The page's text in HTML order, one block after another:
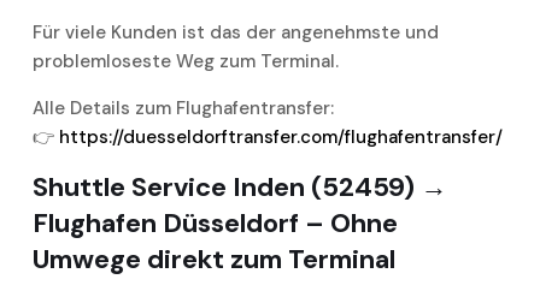
Für viele Kunden ist das der angenehmste und
problemloseste Weg zum Terminal.
Alle Details zum Flughafentransfer:
👉 https://duesseldorftransfer.com/flughafentransfer/
Shuttle Service Inden (52459) →
Flughafen Düsseldorf – Ohne
Umwege direkt zum Terminal